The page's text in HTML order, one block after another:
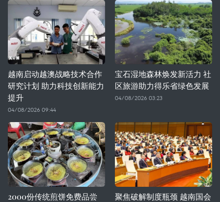
越南启动越澳战略技术合作
研究计划 助力科技创新能力
提升
04/08/2026 09:44
宝石湿地森林焕发新活力 社
区旅游助力得乐省绿色发展
04/08/2026 03:23
2000份传统煎饼免费品尝
聚焦破解制度瓶颈 越南国会